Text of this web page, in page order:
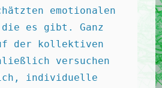
emotionalen
die es gibt. Ganz
der kollektiven
versuchen
individuelle